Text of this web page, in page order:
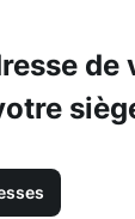
de